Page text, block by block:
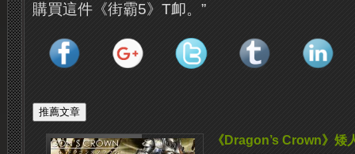
購買這件《街霸5》T卹。”
《Dragon’s Crown》矮